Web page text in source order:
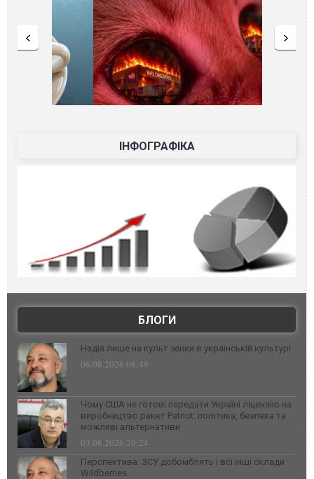
ІНФОГРАФІКА
БЛОГИ
Надія лише на культ жінки в українській культурі
06.08.2026 08:49
Чому США не готові передати Україні ліцензію на
виробництво ракет Patriot: політика, безпека та
можливі альтернативи
03.08.2026 20:24
Перспектива: ЗСУ добомблять і всі інші склади
Wildberries